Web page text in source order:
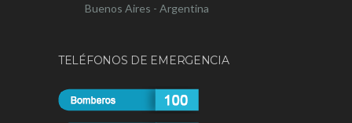
Buenos Aires - Argentina
TELÉFONOS DE EMERGENCIA